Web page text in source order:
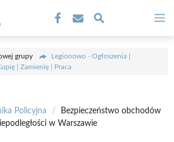
grupy
Legionowo - Ogłoszenia |
| Zamienię | Praca
Policyjna /
Bezpieczeństwo obchodów
w Warszawie